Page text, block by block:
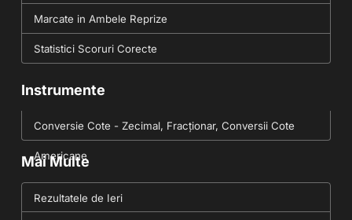
Marcate in Ambele Reprize
Statistici Scoruri Corecte
Instrumente
Conversie Cote - Zecimal, Fracționar, Conversii Cote
Americane
Mai Multe
Rezultatele de Ieri